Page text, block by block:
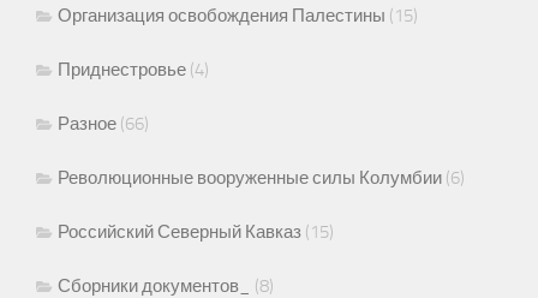
Организация освобождения Палестины (15)
Приднестровье (4)
Разное (66)
Революционные вооруженные силы Колумбии (6)
Российский Северный Кавказ (15)
Сборники документов_ (8)